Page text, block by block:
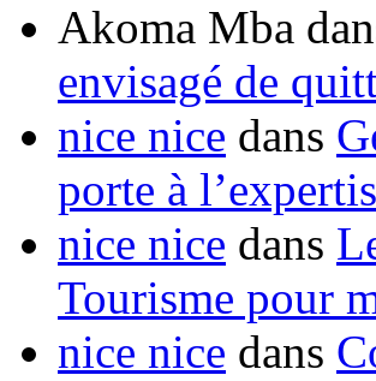
Akoma Mba
envisagé de
nice nice dans
porte à
nice nice dans
Tourisme pour
nice nice dans